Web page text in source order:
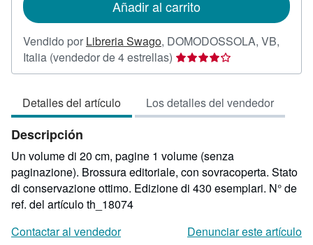
envío
Añadir al carrito
Vendido por Libreria Swago, DOMODOSSOLA, VB,
Italia (vendedor de 4 estrellas) Calificación
del
4
de
estrellas
Detalles del artículo Los detalles del vendedor
Descripción
Un volume di 20 cm, pagine 1 volume (senza
paginazione). Brossura editoriale, con sovracoperta. Stato
di conservazione ottimo. Edizione di 430 esemplari. N° de
ref. del artículo th_18074
Contactar al vendedor
Denunciar este artículo